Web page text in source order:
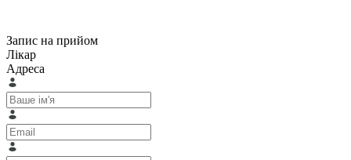
Запис на прийом
Лікар
Адреса